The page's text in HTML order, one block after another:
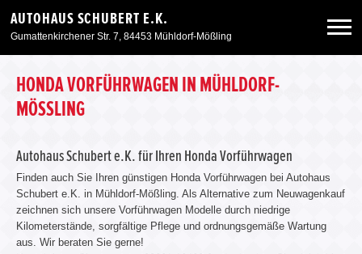
AUTOHAUS SCHUBERT E.K.
Gumattenkirchener Str. 7, 84453 Mühldorf-Mößling
Neuwagen
Angebote
Service & Zubehör
HONDA VORFÜHRWAGEN IN MÜHLDORF-
MÖSSLING
Autohaus Schubert e.K. für Ihren Honda Vorführwagen
Finden auch Sie Ihren günstigen Honda Vorführwagen bei Autohaus
Schubert e.K. in Mühldorf-Mößling. Als Alternative zum Neuwagenkauf
zeichnen sich unsere Vorführwagen Modelle durch niedrige
Kilometerstände, sorgfältige Pflege und ordnungsgemäße Wartung
aus. Wir beraten Sie gerne!